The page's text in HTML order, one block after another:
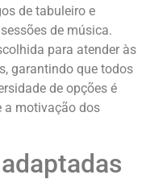
de tabuleiro e
de música.
para atender às
garantindo que todos
de opções é
a motivação dos